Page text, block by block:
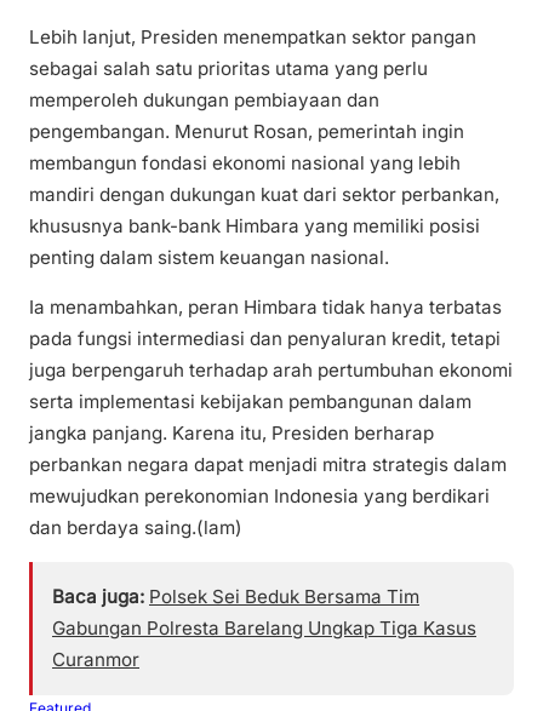
Lebih lanjut, Presiden menempatkan sektor pangan
sebagai salah satu prioritas utama yang perlu
memperoleh dukungan pembiayaan dan
pengembangan. Menurut Rosan, pemerintah ingin
membangun fondasi ekonomi nasional yang lebih
mandiri dengan dukungan kuat dari sektor perbankan,
khususnya bank-bank Himbara yang memiliki posisi
penting dalam sistem keuangan nasional.
Ia menambahkan, peran Himbara tidak hanya terbatas
pada fungsi intermediasi dan penyaluran kredit, tetapi
juga berpengaruh terhadap arah pertumbuhan ekonomi
serta implementasi kebijakan pembangunan dalam
jangka panjang. Karena itu, Presiden berharap
perbankan negara dapat menjadi mitra strategis dalam
mewujudkan perekonomian Indonesia yang berdikari
dan berdaya saing.(lam)
Baca juga: Polsek Sei Beduk Bersama Tim
Gabungan Polresta Barelang Ungkap Tiga Kasus
Curanmor